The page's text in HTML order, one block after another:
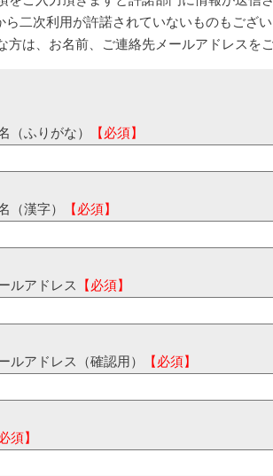
ら二次利用が許諾されていないものもござ
方は、お名前、ご連絡先メールアドレスを
（ふりがな） 【必須】
（漢字） 【必須】
ルアドレス 【必須】
ルアドレス（確認用） 【必須】
須】